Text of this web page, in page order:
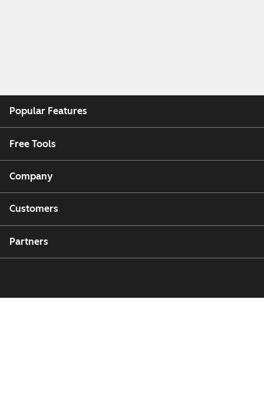
Popular Features
Free Tools
Company
Customers
Partners